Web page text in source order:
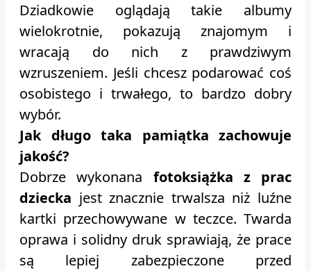
Dziadkowie oglądają takie albumy
wielokrotnie, pokazują znajomym i
wracają do nich z prawdziwym
wzruszeniem. Jeśli chcesz podarować coś
osobistego i trwałego, to bardzo dobry
wybór.
Jak długo taka pamiątka zachowuje
jakość?
Dobrze wykonana fotoksiążka z prac
dziecka jest znacznie trwalsza niż luźne
kartki przechowywane w teczce. Twarda
oprawa i solidny druk sprawiają, że prace
są lepiej zabezpieczone przed